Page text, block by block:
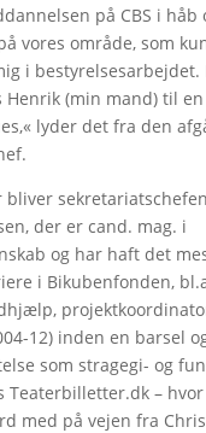
på CBS i håb
vores område, som
i bestyrelsesarbejdet.
(min mand) til
lyder det fra den
bliver
der er cand. mag. i
og har haft det
i Bikubenfonden,
12) inden en barsel
som stragegi- og
Teaterbilletter.dk –
med på vejen fra